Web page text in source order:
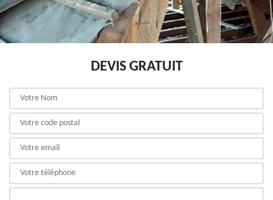
DEVIS GRATUIT